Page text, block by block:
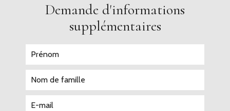
Demande d'informations
supplémentaires